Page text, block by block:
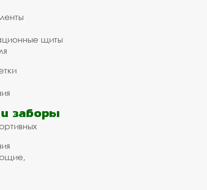
щиты
заборы